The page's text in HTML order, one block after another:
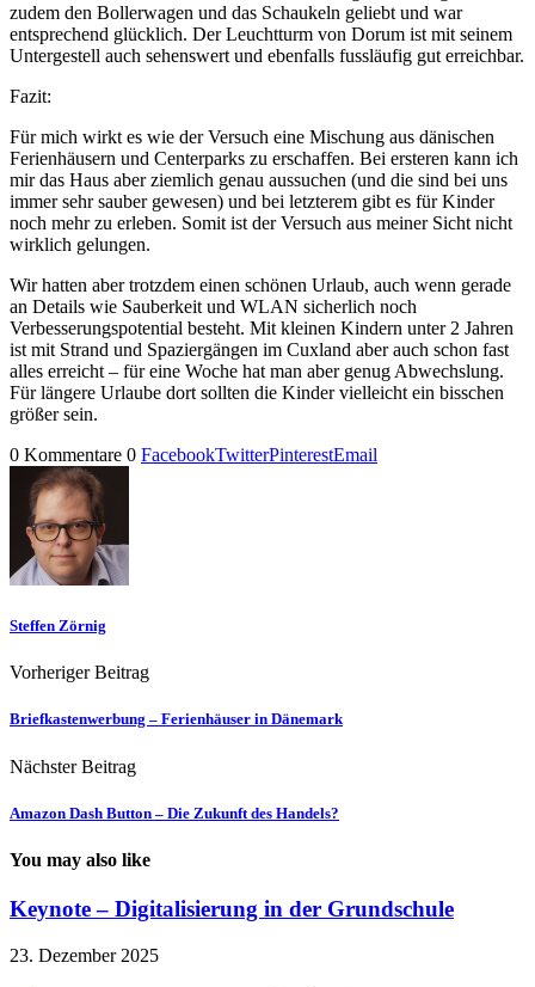
zudem den Bollerwagen und das Schaukeln geliebt und war
entsprechend glücklich. Der Leuchtturm von Dorum ist mit seinem
Untergestell auch sehenswert und ebenfalls fussläufig gut erreichbar.
Fazit:
Für mich wirkt es wie der Versuch eine Mischung aus dänischen
Ferienhäusern und Centerparks zu erschaffen. Bei ersteren kann ich
mir das Haus aber ziemlich genau aussuchen (und die sind bei uns
immer sehr sauber gewesen) und bei letzterem gibt es für Kinder
noch mehr zu erleben. Somit ist der Versuch aus meiner Sicht nicht
wirklich gelungen.
Wir hatten aber trotzdem einen schönen Urlaub, auch wenn gerade
an Details wie Sauberkeit und WLAN sicherlich noch
Verbesserungspotential besteht. Mit kleinen Kindern unter 2 Jahren
ist mit Strand und Spaziergängen im Cuxland aber auch schon fast
alles erreicht – für eine Woche hat man aber genug Abwechslung.
Für längere Urlaube dort sollten die Kinder vielleicht ein bisschen
größer sein.
0 Kommentare 0 FacebookTwitterPinterestEmail
Steffen Zörnig
Vorheriger Beitrag
Briefkastenwerbung – Ferienhäuser in Dänemark
Nächster Beitrag
Amazon Dash Button – Die Zukunft des Handels?
You may also like
Keynote – Digitalisierung in der Grundschule
23. Dezember 2025